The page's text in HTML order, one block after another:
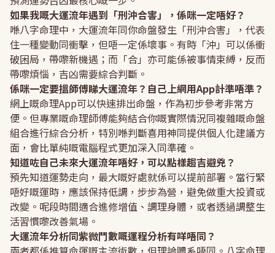
如果我嘅大運流年遇到「刑沖合害」，係咪一定唔好？
喺八字命理中，大運流年同你命盤發生「刑沖合害」，代表
住一種變動同衝擊，但唔一定係壞事。有時「沖」可以係衝
破困局，帶嚟新機遇；而「合」亦可能係被事情束縛，反而
帶嚟煩惱，吉凶需要綜合判斷。
係咪一定要搵師傅睇大運流年？自己上網用App計準唔準？
網上嘅命理App可以快速排出命盤，作為初步參考非常方
便。但專業嘅命理師傅能夠結合你嘅實際情況同複雜嘅命盤
組合進行綜合分析，特別喺判斷喜用神同提供個人化建議方
面，會比單純嘅電腦程式更加深入同準確。
知道咗自己未來大運流年唔好，可以點樣趨吉避兇？
預先知道運勢走向，最大嘅好處就係可以提前部署。當行緊
唔好嘅運時，應該保持低調，步步為營，避免做重大投資或
改變。呢段時間適合進修增值、調理身體，或者透過調整生
活習慣嚟改善氣場。
大運流年分析同紫微鬥數嘅運程分析有咩唔同？